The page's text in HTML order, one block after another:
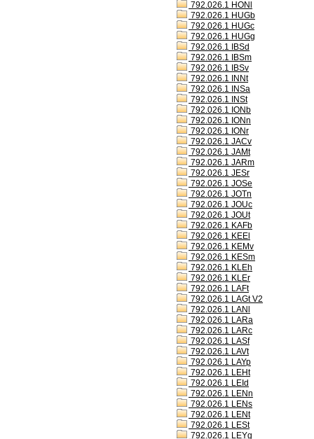
792.026.1 HONl
792.026.1 HUGb
792.026.1 HUGc
792.026.1 HUGg
792.026.1 IBSd
792.026.1 IBSm
792.026.1 IBSv
792.026.1 INNt
792.026.1 INSa
792.026.1 INSt
792.026.1 IONb
792.026.1 IONn
792.026.1 IONr
792.026.1 JACv
792.026.1 JAMt
792.026.1 JARm
792.026.1 JESr
792.026.1 JOSe
792.026.1 JOTn
792.026.1 JOUc
792.026.1 JOUt
792.026.1 KAFb
792.026.1 KEEl
792.026.1 KEMv
792.026.1 KESm
792.026.1 KLEh
792.026.1 KLEr
792.026.1 LAFt
792.026.1 LAGt V2
792.026.1 LANl
792.026.1 LARa
792.026.1 LARc
792.026.1 LASf
792.026.1 LAVt
792.026.1 LAYp
792.026.1 LEHt
792.026.1 LEId
792.026.1 LENn
792.026.1 LENs
792.026.1 LENt
792.026.1 LESt
792.026.1 LEYg